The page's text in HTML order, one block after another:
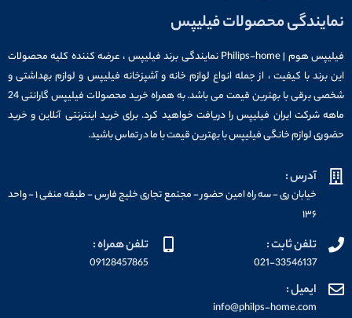
نمایندگی محصولات فیلیپس
فیلیپس هوم | Philips-home نمایندگی برند فیلیپس ، عرضه کننده کلیه محصولات
این برند با کیفیت ، از جمله انواع لوازم خانه و آشپزخانه فیلیپس و لوازم بهداشتی و
شخصی برقی با بهترین قیمت می باشد. به همراه خرید محصولات فیلیپس گارانتی 24
ماهه شرکت ایران فیلیپس را دریافت خواهید کرد. برای خرید اینترنتی آنلاین و خرید
حضوری لوازم خانگی فیلیپس با بهترین قیمت با ما در تماس باشید.
آدرس :
خیابان ری - سه راه امین حضور - مجتمع تجاری خلیج فارس - طبقه منفی ۱ - واحد
۱۳۶
تلفن ثابت :
021-33546137
تلفن همراه :
09128457865
ایمیل :
info@philps-home.com